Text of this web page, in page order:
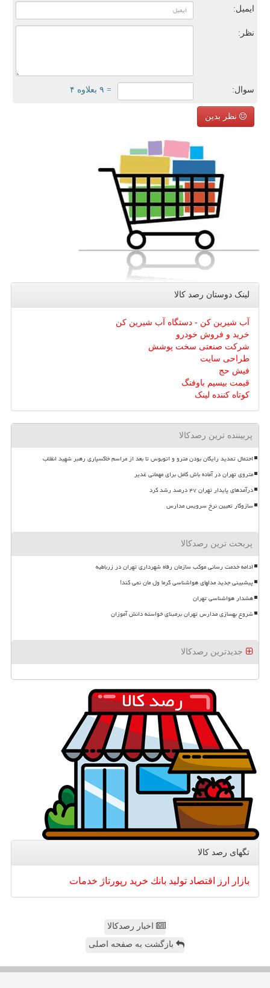
ایمیل:
نظر:
سوال: = ۹ بعلاوه ۴
نظر بدین
لینک دوستان رصد كالا
آب شیرین کن - دستگاه آب شیرین کن
خرید و فروش خودرو
شرکت صنعتی سخت پوشش
طراحی سایت
فیش حج
قیمت بیسیم باوفنگ
کوتاه کننده لینک
پربیننده ترین رصدکالا
احتمال تمدید رایگان بودن مترو و اتوبوس تا بعد از مراسم خاکسپاری رهبر شهید انقلاب
متروی تهران در آماده باش کامل برای مهمانی غدیر
درآمدهای پایدار تهران ۴۷ درصد رشد کرد
سازوکار تعیین نرخ سرویس مدارس
پربحث ترین رصدکالا
ادامه خدمت رسانی موکب سازمان رفاه شهرداری تهران در زرباطیه
پیشبینی جدید مدلهای هواشناسی گرما ول مان نمی کند!
هشدار هواشناسی تهران
شروع بهسازی مدارس تهران برمبنای خواسته دانش آموزان
جدیدترین رصدکالا
تگهای رصد كالا
بازار ارز اقتصاد تولید بانك خرید رپورتاژ خدمات
اخبار رصدکالا
بازگشت به صفحه اصلی